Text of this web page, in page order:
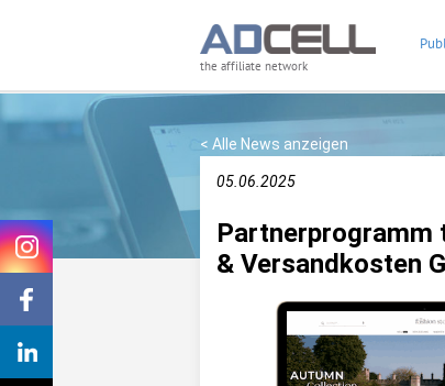
the affiliate network
< Alle News anzeigen
05.06.2025
Partnerprogramm
& Versandkosten